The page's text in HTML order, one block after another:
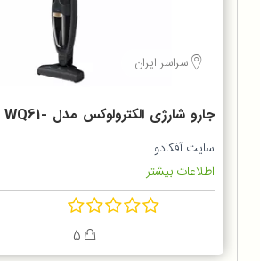
سراسر ایران
جارو شارژی الکترولوکس مدل WQ61-
1OGG
سایت آفکادو
اطلاعات بیشتر...